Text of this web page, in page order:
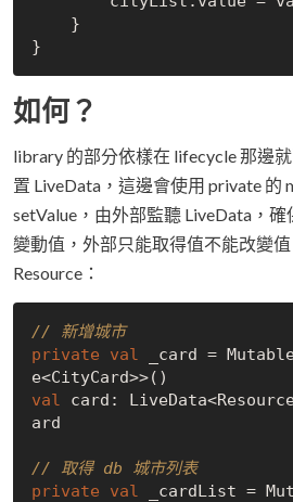
如何？
library 的部分依樣在 lifecycle 那邊
置 LiveData，這邊會使用 private 的
setValue，由外部監聽 LiveData，
變動值，外部只能取得值不能改變
Resource：
// 新增城市
private
val _card =
val card:
ard
// 取得 db 城市列表
private
val _cardList =